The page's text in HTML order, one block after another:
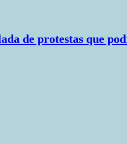
de protestas que